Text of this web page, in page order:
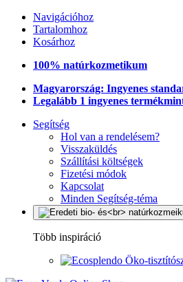
Navigációhoz
Tartalomhoz
Kosárhoz
100% natúrkozmetikum
Magyarország: Ingyenes
Legalább 1 ingyenes
Segítség
Hol van a rendelésem?
Visszaküldés
Szállítási költségek
Fizetési módok
Kapcsolat
Minden Segítség-téma
Több inspiráció
Öko-